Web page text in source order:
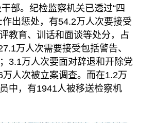
部。纪检监察机关已透过“四
作出惩处，有54.2万人次要接受
教育、训话和面谈等处分，占
万人次需要接受包括警告、
3.1万人次要面对辞退和开除党
人次被立案调查。而在1.2万
中，有1941人被移送检察机